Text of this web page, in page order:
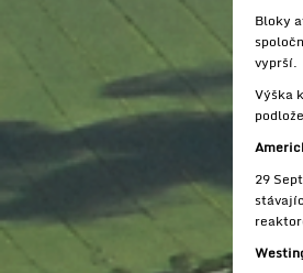
Bloky
vyprší.
Výška
29